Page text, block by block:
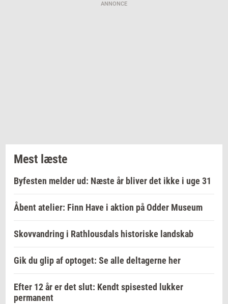
ANNONCE
Mest læste
Byfesten melder ud: Næste år bliver det ikke i uge 31
Åbent atelier: Finn Have i aktion på Odder Museum
Skovvandring i Rathlousdals historiske landskab
Gik du glip af optoget: Se alle deltagerne her
Efter 12 år er det slut: Kendt spisested lukker
permanent